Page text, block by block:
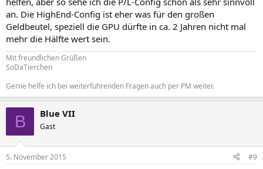
an. Die HighEnd-Config ist eher was für den großen
Geldbeutel, speziell die GPU dürfte in ca. 2 Jahren nicht mal
mehr die Hälfte wert sein.
Mit freundlichen Grüßen
SoDaTierchen
Gerne helfe ich bei weiterführenden Fragen auch per PM weiter.
B Blue VII
Gast
5. November 2015 #9